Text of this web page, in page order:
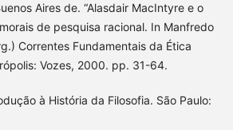
Aires de. “Alasdair MacIntyre e o
de pesquisa racional. In Manfredo
Correntes Fundamentais da Ética
Vozes, 2000. pp. 31-64.
à História da Filosofia. São Paulo: